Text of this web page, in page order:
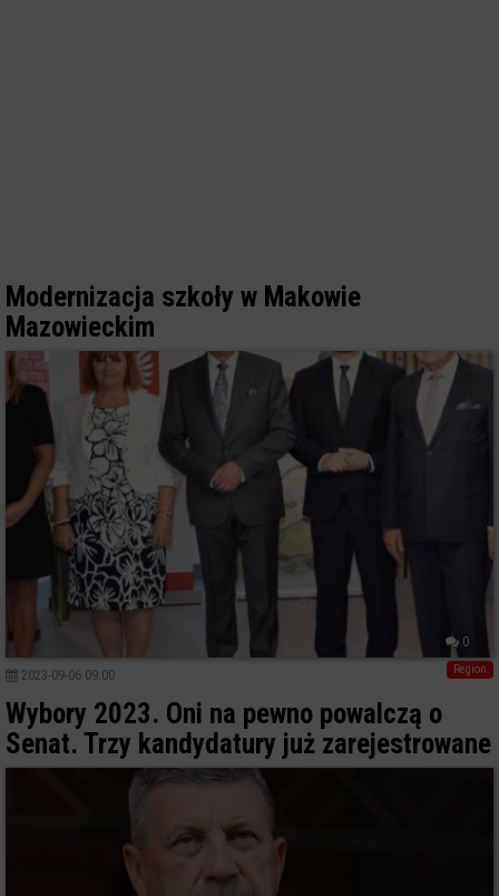
Modernizacja szkoły w Makowie
Mazowieckim
0
Region
2023-09-06 09:00
Wybory 2023. Oni na pewno powalczą o
Senat. Trzy kandydatury już zarejestrowane